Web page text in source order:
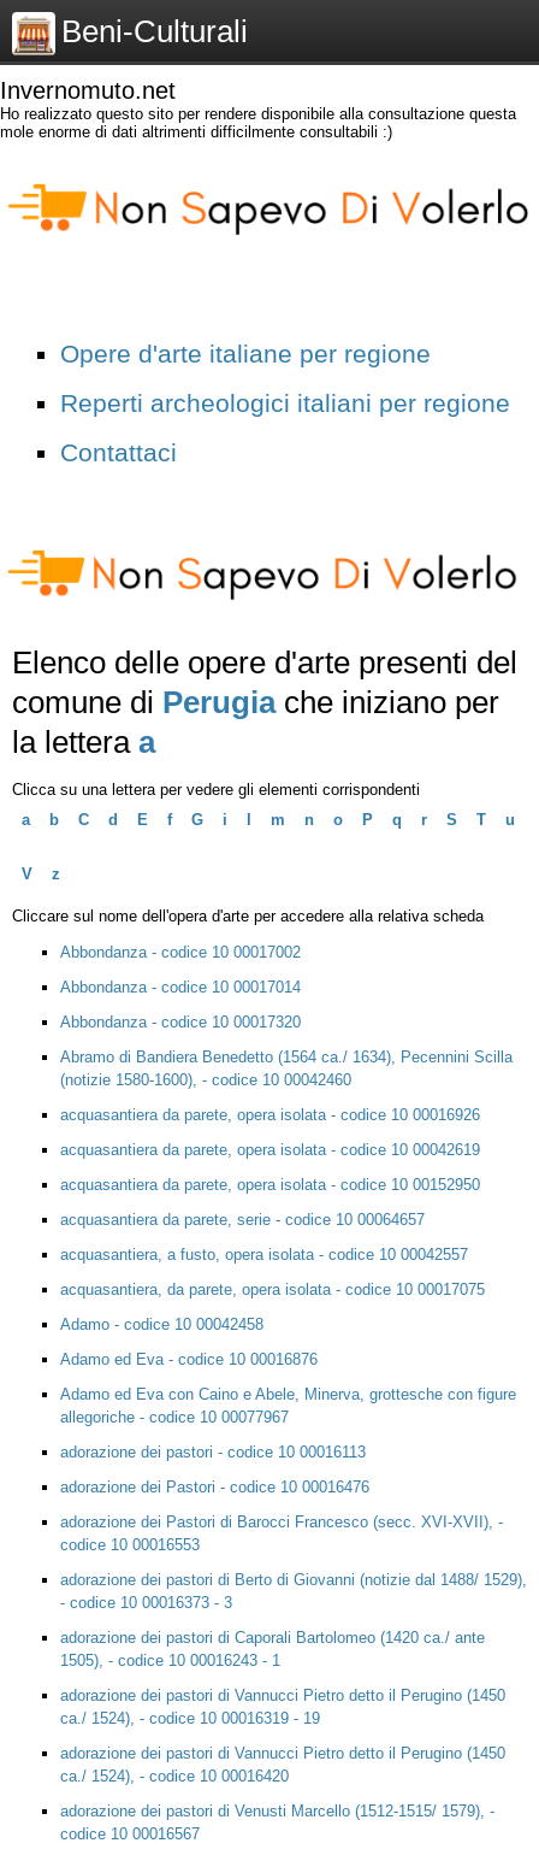
Beni-Culturali
Invernomuto.net
Ho realizzato questo sito per rendere disponibile alla consultazione questa
mole enorme di dati altrimenti difficilmente consultabili :)
Opere d'arte italiane per regione
Reperti archeologici italiani per regione
Contattaci
Elenco delle opere d'arte presenti del
comune di Perugiache iniziano per
la lettera a
Clicca su una lettera per vedere gli elementi corrispondenti
a
b C d E f G i m n o P q r S T u
V z
Cliccare sul nome dell'opera d'arte per accedere alla relativa scheda
Abbondanza - codice 10 00017002
Abbondanza - codice 10 00017014
Abbondanza - codice 10 00017320
Abramo di Bandiera Benedetto (1564 ca./ 1634), Pecennini Scilla
(notizie 1580-1600), - codice 10 00042460
acquasantiera da parete, opera isolata - codice 10 00016926
acquasantiera da parete, opera isolata - codice 10 00042619
acquasantiera da parete, opera isolata - codice 10 00152950
acquasantiera da parete, serie - codice 10 00064657
acquasantiera, a fusto, opera isolata - codice 10 00042557
acquasantiera, da parete, opera isolata - codice 10 00017075
Adamo - codice 10 00042458
Adamo ed Eva - codice 10 00016876
Adamo ed Eva con Caino e Abele, Minerva, grottesche con figure
allegoriche - codice 10 00077967
adorazione dei pastori - codice 10 00016113
adorazione dei Pastori - codice 10 00016476
adorazione dei Pastori di Barocci Francesco (secc. XVI-XVII), -
codice 10 00016553
adorazione dei pastori di Berto di Giovanni (notizie dal 1488/ 1529),
- codice 10 00016373 - 3
adorazione dei pastori di Caporali Bartolomeo (1420 ca./ ante
1505), - codice 10 00016243 - 1
adorazione dei pastori di Vannucci Pietro detto il Perugino (1450
ca./ 1524), - codice 10 00016319 - 19
adorazione dei pastori di Vannucci Pietro detto il Perugino (1450
ca./ 1524), - codice 10 00016420
adorazione dei pastori di Venusti Marcello (1512-1515/ 1579), -
codice 10 00016567